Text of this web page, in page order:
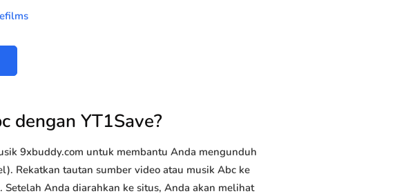
dengan YT1Save?
9xbuddy.com untuk membantu Anda mengunduh
Rekatkan tautan sumber video atau musik Abc ke
Anda diarahkan ke situs, Anda akan melihat